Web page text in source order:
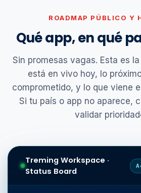
ROADMAP PÚBLICO Y
Qué app, en qué
Sin promesas vagas. Esta es
está en vivo hoy, lo
comprometido, y lo que viene
Si tu país o app no aparece,
validar
Treming Workspace ·
Status Board